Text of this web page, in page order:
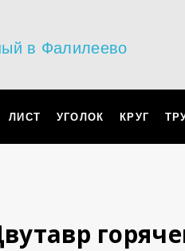
в Фалилеево
ЛИСТ УГОЛОК КРУГ